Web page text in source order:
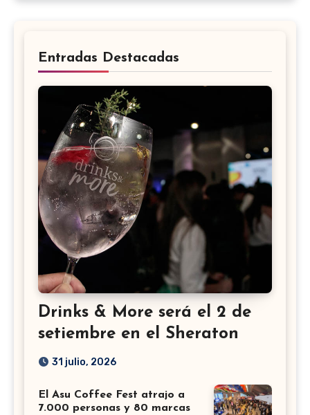
Entradas Destacadas
Drinks & More será el 2 de
setiembre en el Sheraton
31 julio, 2026
El Asu Coffee Fest atrajo a
7.000 personas y 80 marcas